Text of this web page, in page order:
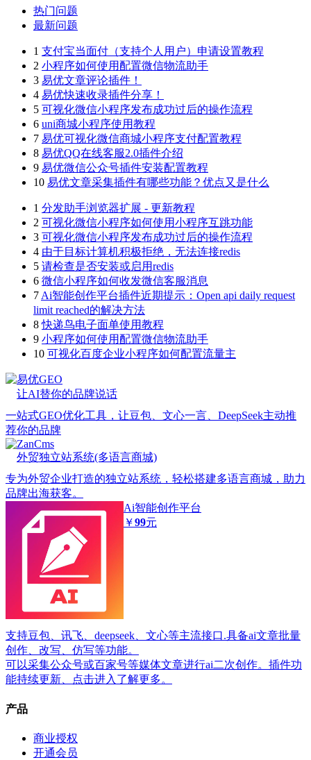
热门问题
最新问题
1 支付宝当面付（支持个人用户）申请设置教程
2 小程序如何使用配置微信物流助手
3 易优文章评论插件！
4 易优快速收录插件分享！
5 可视化微信小程序发布成功过后的操作流程
6 uni商城小程序使用教程
7 易优可视化微信商城小程序支付配置教程
8 易优QQ在线客服2.0插件介绍
9 易优微信公众号插件安装配置教程
10 易优文章采集插件有哪些功能？优点又是什么
1 分发助手浏览器扩展 - 更新教程
2 可视化微信小程序如何使用小程序互跳功能
3 可视化微信小程序发布成功过后的操作流程
4 由于目标计算机积极拒绝，无法连接redis
5 请检查是否安装或启用redis
6 微信小程序如何收发微信客服消息
7 Ai智能创作平台插件近期提示：Open api daily request
limit reached的解决方法
8快递鸟电子面单使用教程
9 小程序如何使用配置微信物流助手
10 可视化百度企业小程序如何配置流量主
易优GEO
让AI替你的品牌说话
一站式GEO优化工具，让豆包、文心一言、DeepSeek主动推
荐你的品牌
ZanCms
外贸独立站系统(多语言商城)
专为外贸企业打造的独立站系统，轻松搭建多语言商城，助力
品牌出海获客。
Ai智能创作平台
￥99元
支持豆包、讯飞、deepseek、文心等主流接口.具备ai文章批量
创作、改写、仿写等功能。
可以采集公众号或百家号等媒体文章进行ai二次创作。插件功
能持续更新、点击进入了解更多。
产品
商业授权
开通会员